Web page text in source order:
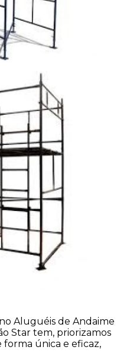
Aluguéis de Andaime
Star tem, priorizamos
forma única e eficaz,